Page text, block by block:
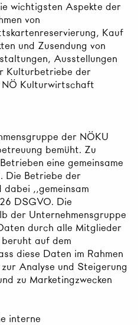
wichtigsten Aspekte der
von
Kauf
und Zusendung von
Ausstellungen
Kulturbetriebe der
NÖ Kulturwirtschaft
der NÖKU
bemüht. Zu
eine gemeinsame
Die Betriebe der
dabei „gemeinsam
DSGVO. Die
der Unternehmensgruppe
durch alle Mitglieder
auf dem
diese Daten im Rahmen
Analyse und Steigerung
zu Marketingzwecken
interne